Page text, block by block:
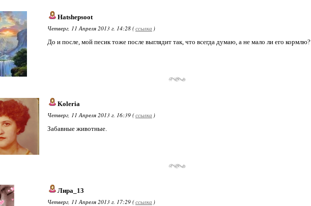
Hatshepsoot
Четверг, 11 Апреля 2013 г. 14:28 (ссылка )
До и после, мой песик тоже после выглядит так, что всегда думаю, а не мало ли его кормлю?
Koleria
Четверг, 11 Апреля 2013 г. 16:39 (ссылка )
Забавные животные.
Лира_13
Четверг, 11 Апреля 2013 г. 17:29 (ссылка )